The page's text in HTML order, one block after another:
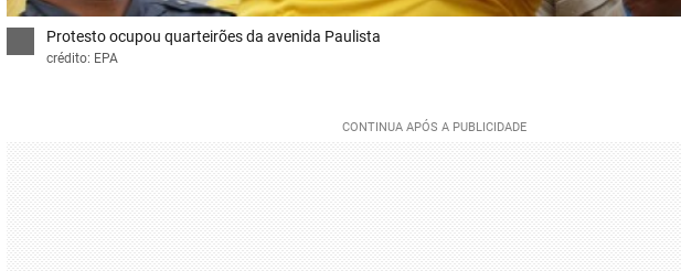
Protesto ocupou quarteirões da avenida Paulista
crédito: EPA